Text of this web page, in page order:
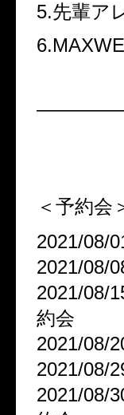
5.先輩ア
＜予約会
2021/08/
2021/08/
2021/08/
約会
2021/08/
2021/08/
2021/08/